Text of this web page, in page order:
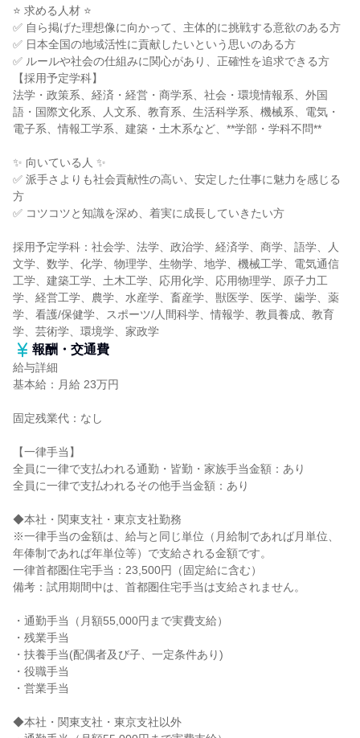
⭐ 求める人材 ⭐
✅ 自ら掲げた理想像に向かって、主体的に挑戦する意欲のある方
✅ 日本全国の地域活性に貢献したいという思いのある方
✅ ルールや社会の仕組みに関心があり、正確性を追求できる方
【採用予定学科】
法学・政策系、経済・経営・商学系、社会・環境情報系、外国
語・国際文化系、人文系、教育系、生活科学系、機械系、電気・
電子系、情報工学系、建築・土木系など、**学部・学科不問**
✨ 向いている人 ✨
✅ 派手さよりも社会貢献性の高い、安定した仕事に魅力を感じる
方
✅ コツコツと知識を深め、着実に成長していきたい方
採用予定学科：社会学、法学、政治学、経済学、商学、語学、人
文学、数学、化学、物理学、生物学、地学、機械工学、電気通信
工学、建築工学、土木工学、応用化学、応用物理学、原子力工
学、経営工学、農学、水産学、畜産学、獣医学、医学、歯学、薬
学、看護/保健学、スポーツ/人間科学、情報学、教員養成、教育
学、芸術学、環境学、家政学
報酬・交通費
給与詳細
基本給：月給 23万円
固定残業代：なし
【一律手当】
全員に一律で支払われる通勤・皆勤・家族手当金額：あり
全員に一律で支払われるその他手当金額：あり
◆本社・関東支社・東京支社勤務
※一律手当の金額は、給与と同じ単位（月給制であれば月単位、
年俸制であれば年単位等）で支給される金額です。
一律首都圏住宅手当：23,500円（固定給に含む）
備考：試用期間中は、首都圏住宅手当は支給されません。
・通勤手当（月額55,000円まで実費支給）
・残業手当
・扶養手当(配偶者及び子、一定条件あり)
・役職手当
・営業手当
◆本社・関東支社・東京支社以外